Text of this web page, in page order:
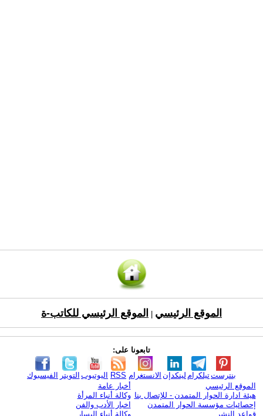
الموقع الرئيسي الموقع الرئيسي للكاتب-ة
تابعونا على:
الفيسبوك التويتر اليوتيوب RSS الانستغرام لينكدإن تيلكرامبنترست
الموقع الرئيسي
هيئة ادارة الحوار المتمدن - للإتصال بنا
إحصائيات مؤسسة الحوار المتمدن
قواعد النشر
أخبار عامة
وكالة أنباء المرأة
اخبار الأدب والفن
وكالة أنباء اليسار